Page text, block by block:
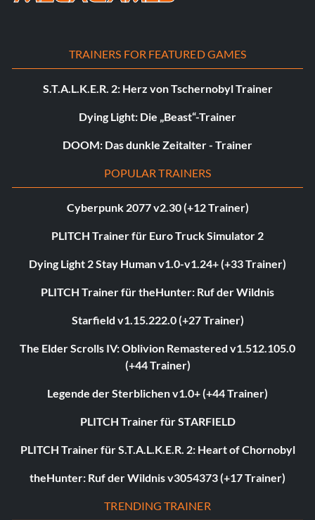
TRAINERS FOR FEATURED GAMES
S.T.A.L.K.E.R. 2: Herz von Tschernobyl Trainer
Dying Light: Die „Beast“-Trainer
DOOM: Das dunkle Zeitalter - Trainer
POPULAR TRAINERS
Cyberpunk 2077 v2.30 (+12 Trainer)
PLITCH Trainer für Euro Truck Simulator 2
Dying Light 2 Stay Human v1.0-v1.24+ (+33 Trainer)
PLITCH Trainer für theHunter: Ruf der Wildnis
Starfield v1.15.222.0 (+27 Trainer)
The Elder Scrolls IV: Oblivion Remastered v1.512.105.0
(+44 Trainer)
Legende der Sterblichen v1.0+ (+44 Trainer)
PLITCH Trainer für STARFIELD
PLITCH Trainer für S.T.A.L.K.E.R. 2: Heart of Chornobyl
theHunter: Ruf der Wildnis v3054373 (+17 Trainer)
TRENDING TRAINER